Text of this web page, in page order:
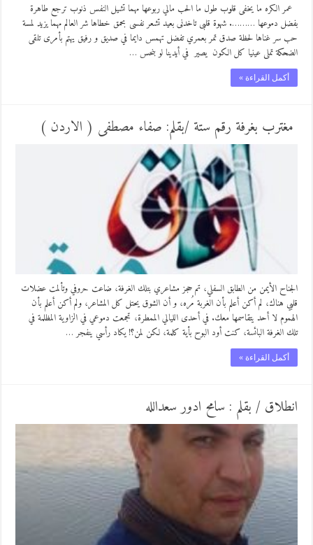
عمر الكره ما يخفى قلوب طول ما الحب مالي ربوعها مهما تشيل النفس ذنوب ترجع طاهرة
بفضل دموعها ………. شهوة قلبى تاخدنى بعيد تشعر نفسى بحمق خطاها شر العالم مهما يزيد لمسة
حب سر غناها لحظة صدق تمر بعمري تفضل تهمس دايما في صديق و رفيق يهتم بأمرى تلقى
الضحكة تملى عينيا كل الكون يصير في أيدينا لو بنحس …
أكمل القراءة »
مغترب بغرفة رقم ستة /بقلم: صفاء مصطفى ( الاردن )
الجناح الأيمن من الطابق السفلي، تم حجز مشاعري بتلك الغرفة، ضاعت حروفي وتألمت عضلات
قلبي هناك، لم أكن أعلم بأن الغربة مُره، و أن الشوق يحتل كل المشاعر، ولم أكن أعلم بأن
الهموم لا أحد يتقاسمها معك. في أحدى الليالي الممطرة، تجمعت دموعي في الزاوية المظلمة في
تلك الغرفة البائسة، كنت أود البوح بأية كلمة، لكن لمن؟! يكاد رأسي ينفجر …
أكمل القراءة »
انطلاق / بقلم : سامح ادور سعدالله